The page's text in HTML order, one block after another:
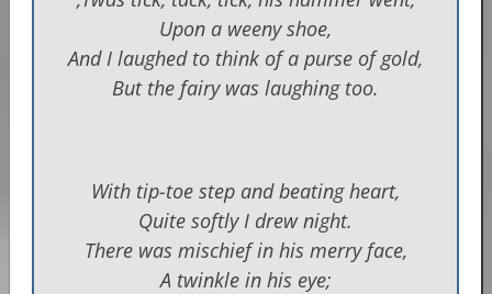
Upon a weeny shoe,
And I laughed to think of a purse of gold,
But the fairy was laughing too.
With tip-toe step and beating heart,
Quite softly I drew night.
There was mischief in his merry face,
A twinkle in his eye;